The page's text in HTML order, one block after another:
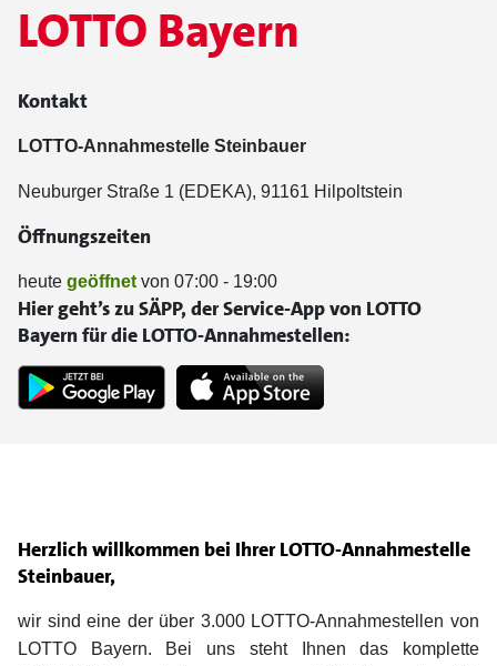
Herzlich willkommen bei Ihrer LOTTO-Annahmestelle
Steinbauer,
wir sind eine der über 3.000 LOTTO-Annahmestellen von
LOTTO Bayern. Bei uns steht Ihnen das komplette
LOTTO Bayern
Kontakt
LOTTO-Annahmestelle Steinbauer
Neuburger Straße 1 (EDEKA), 91161 Hilpoltstein
Öffnungszeiten
heute geöffnet von 07:00 - 19:00
Hier geht’s zu SÄPP, der Service-App von LOTTO
Bayern für die LOTTO-Annahmestellen: